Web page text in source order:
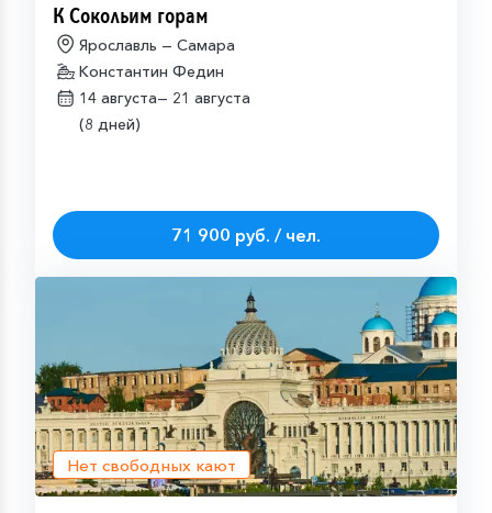
К Сокольим горам
Ярославль — Самара
Константин Федин
14 августа— 21 августа
(8 дней)
71 900 руб. / чел.
Нет свободных кают